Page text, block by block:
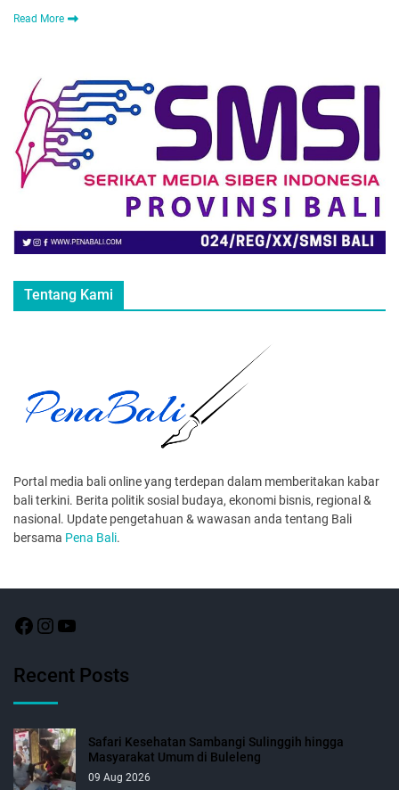
Read More
Tentang Kami
Portal media bali online yang terdepan dalam memberitakan kabar
bali terkini. Berita politik sosial budaya, ekonomi bisnis, regional &
nasional. Update pengetahuan & wawasan anda tentang Bali
bersama Pena Bali.
Recent Posts
Safari Kesehatan Sambangi Sulinggih hingga
Masyarakat Umum di Buleleng
09 Aug 2026